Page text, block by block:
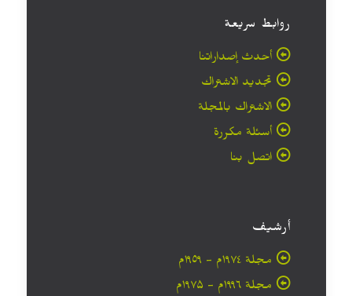
روابط سريعة
أحدث إصداراتنا
تجديد الاشتراك
الاشتراك بالمجلة
أسئلة مكررة
اتصل بنا
أرشيف
مجلة ۱۹۷٤م - ١٩٥٩م
مجلة ۱۹۹٦م - ۱۹۷۵م